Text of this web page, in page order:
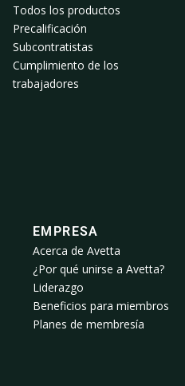
Todos los productos
Precalificación
Subcontratistas
Cumplimiento de los
trabajadores
EMPRESA
Acerca de Avetta
¿Por qué unirse a Avetta?
Liderazgo
Beneficios para miembros
Planes de membresía